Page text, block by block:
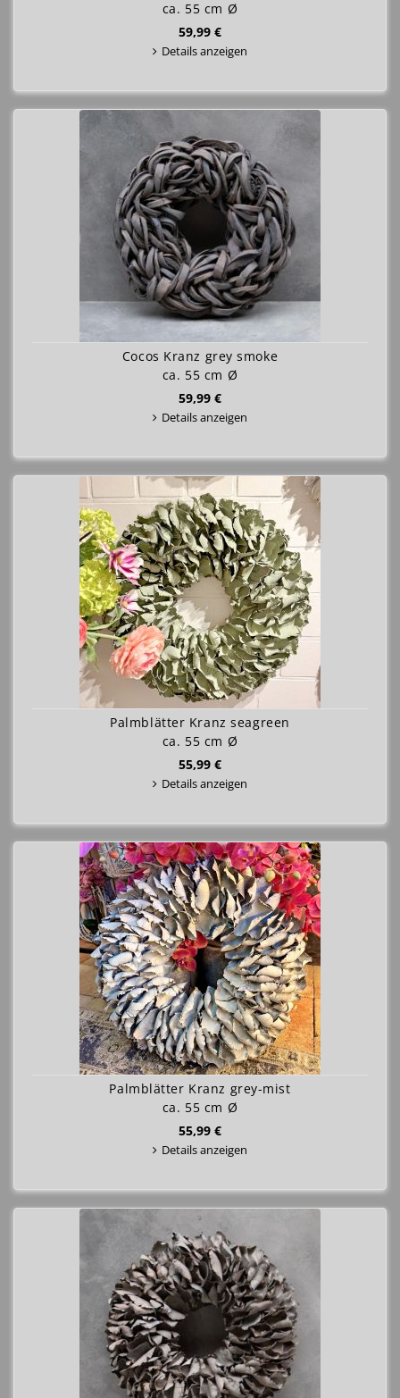
ca. 55 cm Ø
59,99 €
Details anzeigen
Cocos Kranz grey smoke
ca. 55 cm Ø
59,99 €
Details anzeigen
Palmblätter Kranz seagreen
ca. 55 cm Ø
55,99 €
Details anzeigen
Palmblätter Kranz grey-mist
ca. 55 cm Ø
55,99 €
Details anzeigen